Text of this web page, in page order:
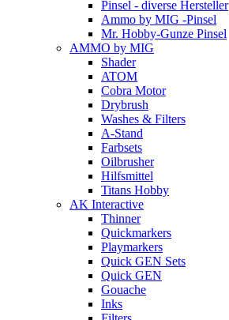
Pinsel - diverse Hersteller
Ammo by MIG -Pinsel
Mr. Hobby-Gunze Pinsel
AMMO by MIG
Shader
ATOM
Cobra Motor
Drybrush
Washes & Filters
A-Stand
Farbsets
Oilbrusher
Hilfsmittel
Titans Hobby
AK Interactive
Thinner
Quickmarkers
Playmarkers
Quick GEN Sets
Quick GEN
Gouache
Inks